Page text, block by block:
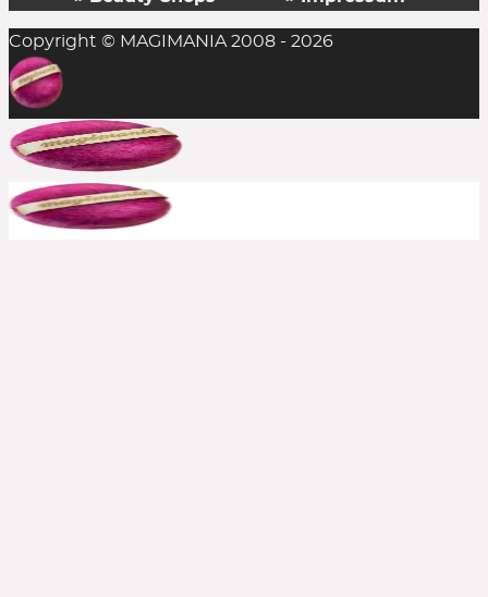
In der Regel ist das Einlösen mehrerer
Rabattcodes auf einen Einkauf nicht möglich,
aber man sollte es stets probieren. Die
Kombination aus Rabattcode und Gratis-
Zugabe(n) gelingt durchaus mal, insofern alle
anderen Bedingungen erfüllt sind.
Bereits reduzierte Produkte sind meist von
Copyright © MAGIMANIA 2008 - 2026